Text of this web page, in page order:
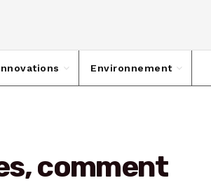
Environnement
comment